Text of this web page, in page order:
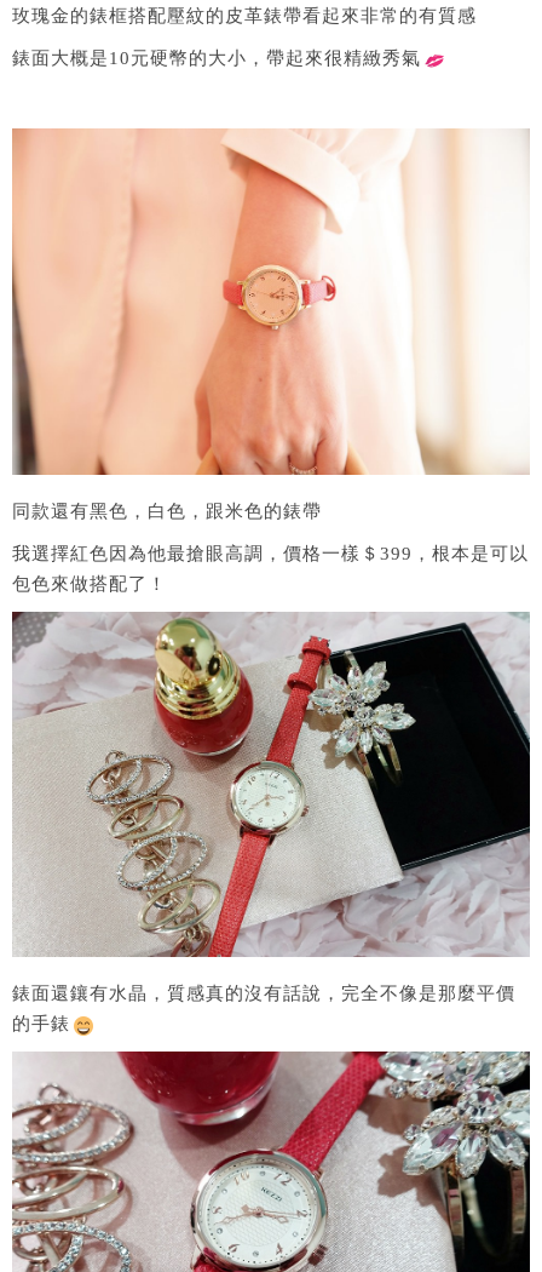
玫瑰金的錶框搭配壓紋的皮革錶帶看起來非常的有質感
錶面大概是10元硬幣的大小，帶起來很精緻秀氣
同款還有黑色，白色，跟米色的錶帶
我選擇紅色因為他最搶眼高調，價格一樣＄399，根本是可以
包色來做搭配了！
錶面還鑲有水晶，質感真的沒有話說，完全不像是那麼平價
的手錶